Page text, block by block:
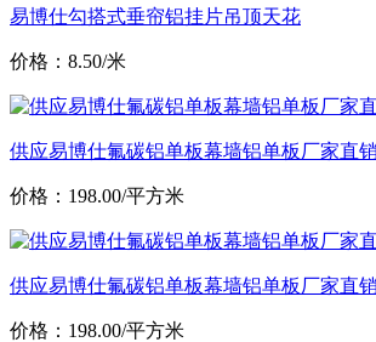
易博仕勾搭式垂帘铝挂片吊顶天花
价格：8.50/米
供应易博仕氟碳铝单板幕墙铝单板厂家直销
价格：198.00/平方米
供应易博仕氟碳铝单板幕墙铝单板厂家直销
价格：198.00/平方米